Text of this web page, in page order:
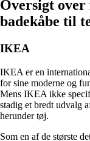
Oversigt
badekåbe til
IKEA
IKEA er en
for sine moderne og
Mens IKEA ikke
stadig et bredt udvalg
herunder tøj.
Som en af ​​de største